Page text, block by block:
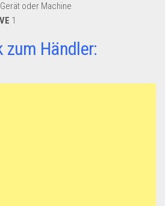
oder Machine
1
zum Händler: